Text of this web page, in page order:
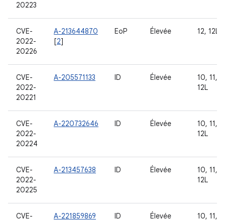
20223
CVE-
2022-
20226
A-213644870
[2]
EoP Élevée 12, 12L
CVE-
2022-
20221
A-205571133 ID Élevée
10, 11,
12L
CVE-
2022-
20224
A-220732646 ID Élevée
10, 11,
12L
CVE-
2022-
20225
A-213457638 ID Élevée
10, 11,
12L
CVE-
A-221859869 ID Élevée
10, 11,